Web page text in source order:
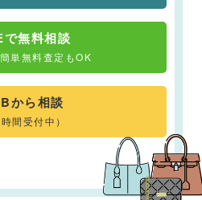
無料相談
単無料査定もOK
から相談
時間受付中）